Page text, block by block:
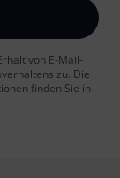
von E-Mail-
zu. Die
finden Sie in